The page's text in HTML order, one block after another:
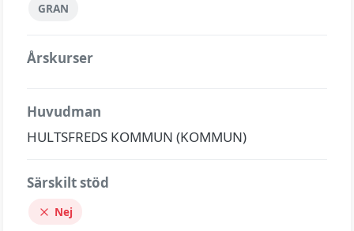
GRAN
Årskurser
Huvudman
HULTSFREDS KOMMUN (KOMMUN)
Särskilt stöd
Nej